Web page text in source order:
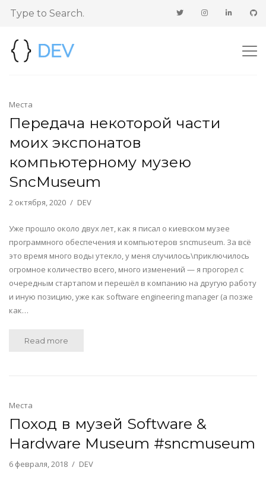
Места
Передача некоторой части
моих экспонатов
компьютерному музею
SncMuseum
2 октября, 2020 DEV
Уже прошло около двух лет, как я писал о киевском музее
программного обеспечения и компьютеров sncmuseum. За всё
это время много воды утекло, у меня случилось\приключилось
огромное количество всего, много изменений — я прогорел с
очередным стартапом и перешёл в компанию на другую работу
и иную позицию, уже как software engineering manager (а позже
как…
Read more
Места
Поход в музей Software &
Hardware Museum #sncmuseum
6 февраля, 2018 DEV